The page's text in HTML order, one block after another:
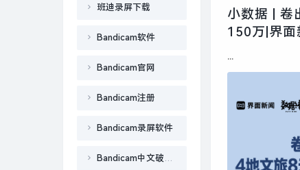
小数据 | 卷
150万|界面
...
班迪录屏下载
Bandicam软件
Bandicam官网
Bandicam注册
Bandicam录屏软件
Bandicam中文破解版